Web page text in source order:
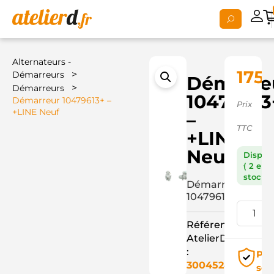
Alternateurs -
Démarreurs
>
Démarreurs >
Démarreur 10479613+ –
+LINE Neuf
–
+LINE
Neuf
Démarreur
10479613+
Référence
AtelierD
:
3004524
Prix
TTC
( 2 en
stock )